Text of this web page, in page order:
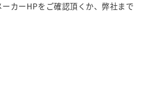
カーHPをご確認頂くか、弊社まで